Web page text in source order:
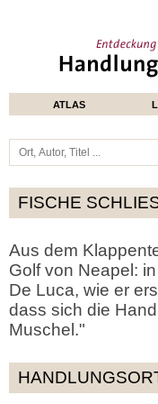
ATLAS
FISCHE
Aus dem
Golf von Neapel:
De Luca, wie er
dass sich die
Muschel."